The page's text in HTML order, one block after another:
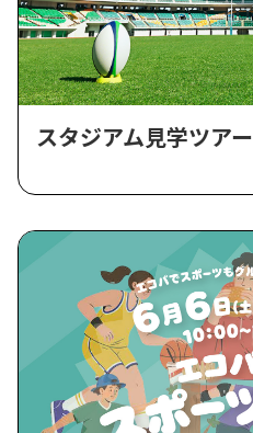
スタジアム見学ツアー